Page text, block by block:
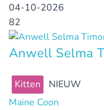
04-10-2026
82
Anwell Selma
Kitten
NIEUW
Maine Coon